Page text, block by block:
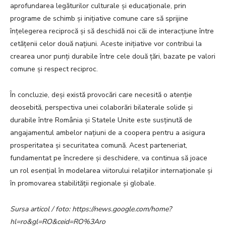
aprofundarea legăturilor culturale și educaționale, prin
programe de schimb și inițiative comune care să sprijine
înțelegerea reciprocă și să deschidă noi căi de interacțiune între
cetățenii celor două națiuni. Aceste inițiative vor contribui la
crearea unor punți durabile între cele două țări, bazate pe valori
comune și respect reciproc.
În concluzie, deși există provocări care necesită o atenție
deosebită, perspectiva unei colaborări bilaterale solide și
durabile între România și Statele Unite este susținută de
angajamentul ambelor națiuni de a coopera pentru a asigura
prosperitatea și securitatea comună. Acest parteneriat,
fundamentat pe încredere și deschidere, va continua să joace
un rol esențial în modelarea viitorului relațiilor internaționale și
în promovarea stabilității regionale și globale.
Sursa articol / foto: https://news.google.com/home?
hl=ro&gl=RO&ceid=RO%3Aro